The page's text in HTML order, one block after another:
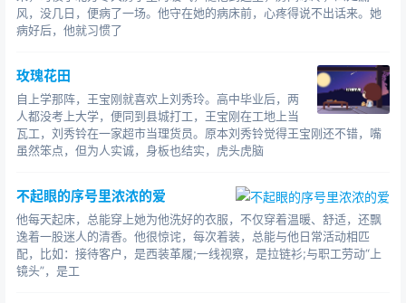
更新了最新的故事：不敢辜负你的爱
更多故事文章请登录云飞故事网：http://www.yunfei8.cn
风，没几日，便病了一场。他守在她的病床前，心疼得说不出话来。她
病好后，他就习惯了
玫瑰花田
自上学那阵，王宝刚就喜欢上刘秀玲。高中毕业后，两
人都没考上大学，便同到县城打工，王宝刚在工地上当
瓦工，刘秀铃在一家超市当理货员。原本刘秀铃觉得王宝刚还不错，嘴
虽然笨点，但为人实诚，身板也结实，虎头虎脑
不起眼的序号里浓浓的爱
他每天起床，总能穿上她为他洗好的衣服，不仅穿着温暖、舒适，还飘
逸着一股迷人的清香。他很惊诧，每次着装，总能与他日常活动相匹
配，比如：接待客户，是西装革履;一线视察，是拉链衫;与职工劳动“上
镜头”，是工